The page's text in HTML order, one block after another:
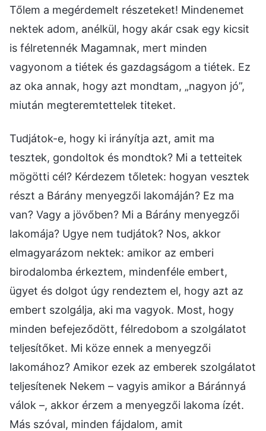
Tőlem a megérdemelt részeteket! Mindenemet
nektek adom, anélkül, hogy akár csak egy kicsit
is félretennék Magamnak, mert minden
vagyonom a tiétek és gazdagságom a tiétek. Ez
az oka annak, hogy azt mondtam, „nagyon jó”,
miután megteremtettelek titeket.
Tudjátok-e, hogy ki irányítja azt, amit ma
tesztek, gondoltok és mondtok? Mi a tetteitek
mögötti cél? Kérdezem tőletek: hogyan vesztek
részt a Bárány menyegzői lakomáján? Ez ma
van? Vagy a jövőben? Mi a Bárány menyegzői
lakomája? Ugye nem tudjátok? Nos, akkor
elmagyarázom nektek: amikor az emberi
birodalomba érkeztem, mindenféle embert,
ügyet és dolgot úgy rendeztem el, hogy azt az
embert szolgálja, aki ma vagyok. Most, hogy
minden befejeződött, félredobom a szolgálatot
teljesítőket. Mi köze ennek a menyegzői
lakomához? Amikor ezek az emberek szolgálatot
teljesítenek Nekem – vagyis amikor a Báránnyá
válok –, akkor érzem a menyegzői lakoma ízét.
Más szóval, minden fájdalom, amit